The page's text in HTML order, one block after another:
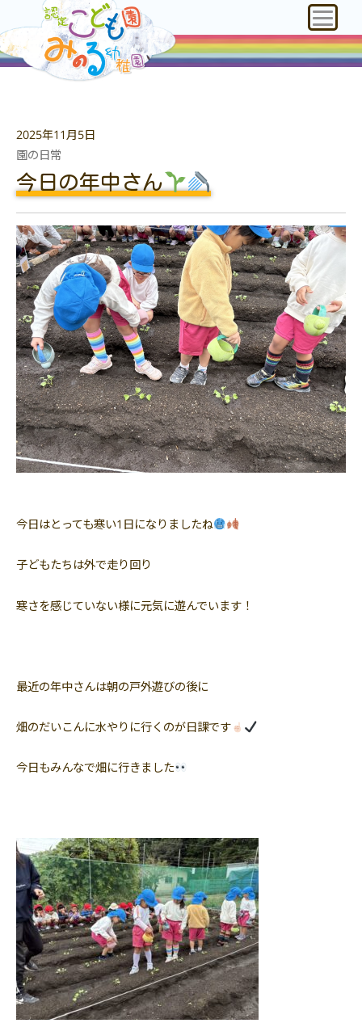
2025年11月5日
園の日常
今日の年中さん
今日はとっても寒い1日になりましたね
子どもたちは外で走り回り
寒さを感じていない様に元気に遊んでいます！
最近の年中さんは朝の戸外遊びの後に
畑のだいこんに水やりに行くのが日課です
今日もみんなで畑に行きました